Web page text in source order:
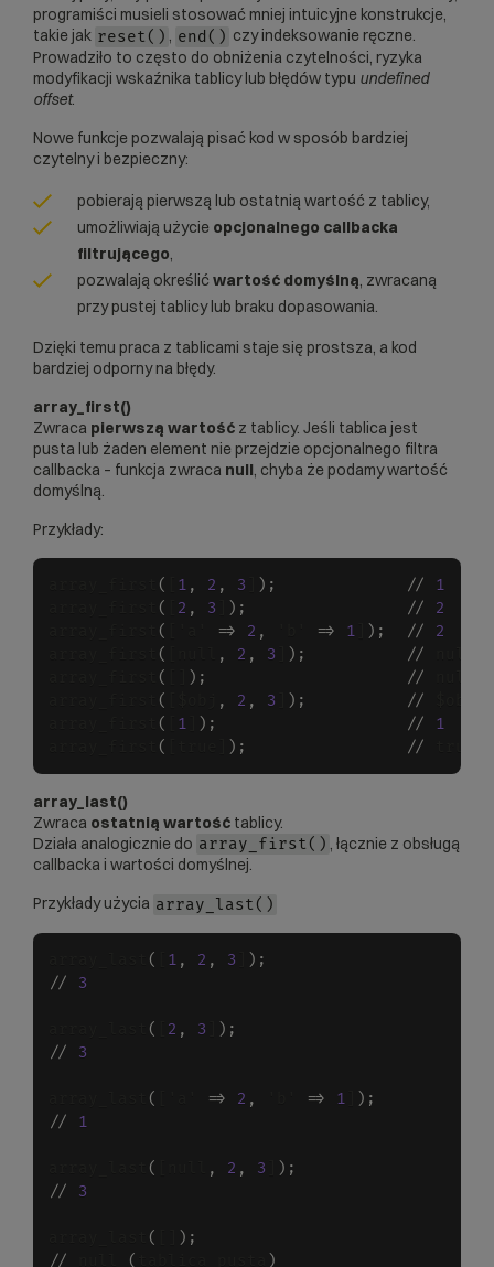
programiści musieli stosować mniej intuicyjne konstrukcje,
takie jak reset() , end() czy indeksowanie ręczne.
Prowadziło to często do obniżenia czytelności, ryzyka
modyfikacji wskaźnika tablicy lub błędów typu undefined
offset.
Nowe funkcje pozwalają pisać kod w sposób bardziej
czytelny i bezpieczny:
pobierają pierwszą lub ostatnią wartość z tablicy,
umożliwiają użycie opcjonalnego callbacka
filtrującego
pozwalają określić wartość domyślną , zwracaną
przy pustej tablicy lub braku dopasowania.
Dzięki temu praca z tablicami staje się prostsza, a kod
bardziej odporny na błędy.
array_first()
Zwraca pierwszą wartość z tablicy. Jeśli tablica jest
pusta lub żaden element nie przejdzie opcjonalnego filtra
callbacka – funkcja zwraca null , chyba że podamy wartość
domyślną.
Przykłady:
( 1 , 2 , 3 ) ; //
1
( 2 , 3 ) ; //
2
( => 2 , => 1 ) ; //
2
( , 2 , 3 ) ; //
( ) ; //
( , 2 , 3 ) ; //
( 1 ) ; //
1
( ) ; //
array_last()
Zwraca ostatnią wartość tablicy.
Działa analogicznie do array_first() , łącznie z obsługą
callbacka i wartości domyślnej.
Przykłady użycia array_last()
( 1 , 2 , 3 ) ;
// 3
( 2 , 3 ) ;
// 3
( => 2 , => 1 ) ;
// 1
( , 2 , 3 ) ;
// 3
( ) ;
// ( )